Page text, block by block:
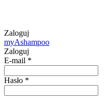
Zaloguj
myAshampoo
Zaloguj
E-mail *
Hasło *